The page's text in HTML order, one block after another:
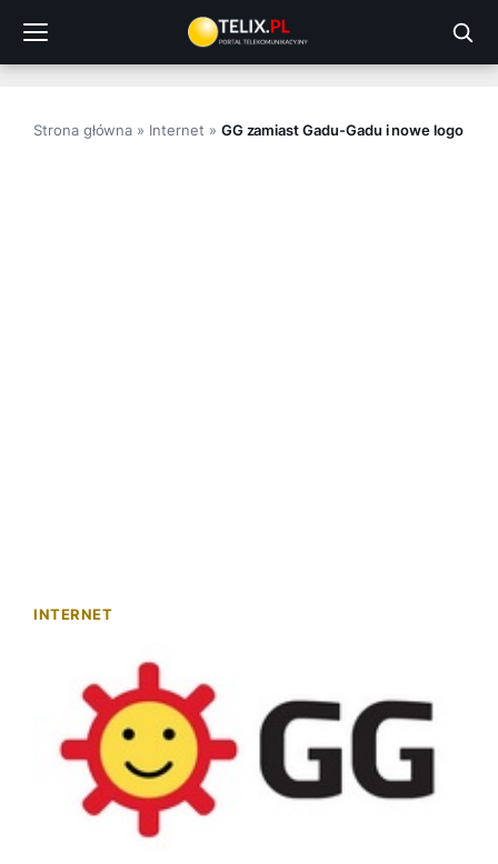
treści
Strona główna » Internet » GG zamiast Gadu-Gadu i nowe logo
INTERNET